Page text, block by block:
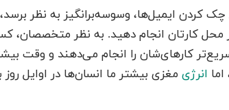
ایمیل‌ها، وسوسه‌برانگیز به نظر برسد،
محل کارتان انجام دهید. به نظر متخصصان،
کارهای‌شان را انجام می‌دهند و وقت
انرژی مغزی بیشتر ما انسان‌ها در اوایل روز